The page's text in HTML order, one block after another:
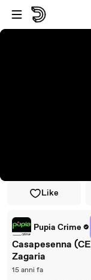
Vai al lettore
Passa al contenuto
Like
Pupia Crime
Casapesenna
Zagaria
15 anni fa